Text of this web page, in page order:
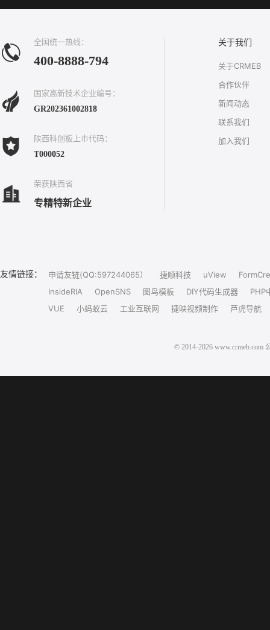
全国统一热线：
400-8888-794
国家高新技术企业编号：
GR202361002818
陕西科创板上市代码：
T000052
荣获陕西省
专精特新企业
关于我们
关于CRMEB
合作伙伴
新闻动态
联系我们
加入我们
友情链接： 申请友链(QQ:597244065） 捷顺科技 uView
InsideRIA
OpenSNS 图鸟模板 DIY代码生成器
PHP
VUE
小蚂蚁云 工业互联网 捷映视频制作 芦虎导航
© 2014-2026